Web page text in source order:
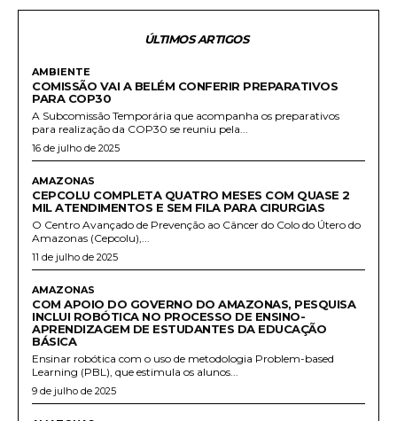
ÚLTIMOS ARTIGOS
AMBIENTE
COMISSÃO VAI A BELÉM CONFERIR PREPARATIVOS
PARA COP30
A Subcomissão Temporária que acompanha os preparativos
para realização da COP30 se reuniu pela...
16 de julho de 2025
AMAZONAS
CEPCOLU COMPLETA QUATRO MESES COM QUASE 2
MIL ATENDIMENTOS E SEM FILA PARA CIRURGIAS
O Centro Avançado de Prevenção ao Câncer do Colo do Útero do
Amazonas (Cepcolu),...
11 de julho de 2025
AMAZONAS
COM APOIO DO GOVERNO DO AMAZONAS, PESQUISA
INCLUI ROBÓTICA NO PROCESSO DE ENSINO-
APRENDIZAGEM DE ESTUDANTES DA EDUCAÇÃO
BÁSICA
Ensinar robótica com o uso de metodologia Problem-based
Learning (PBL), que estimula os alunos...
9 de julho de 2025